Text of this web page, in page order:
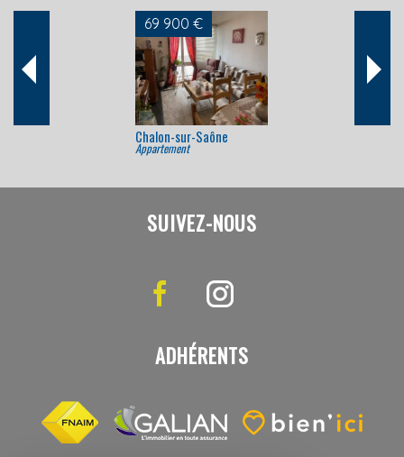
69 900 €
Chalon-sur-Saône
Appartement
SUIVEZ-NOUS
ADHÉRENTS